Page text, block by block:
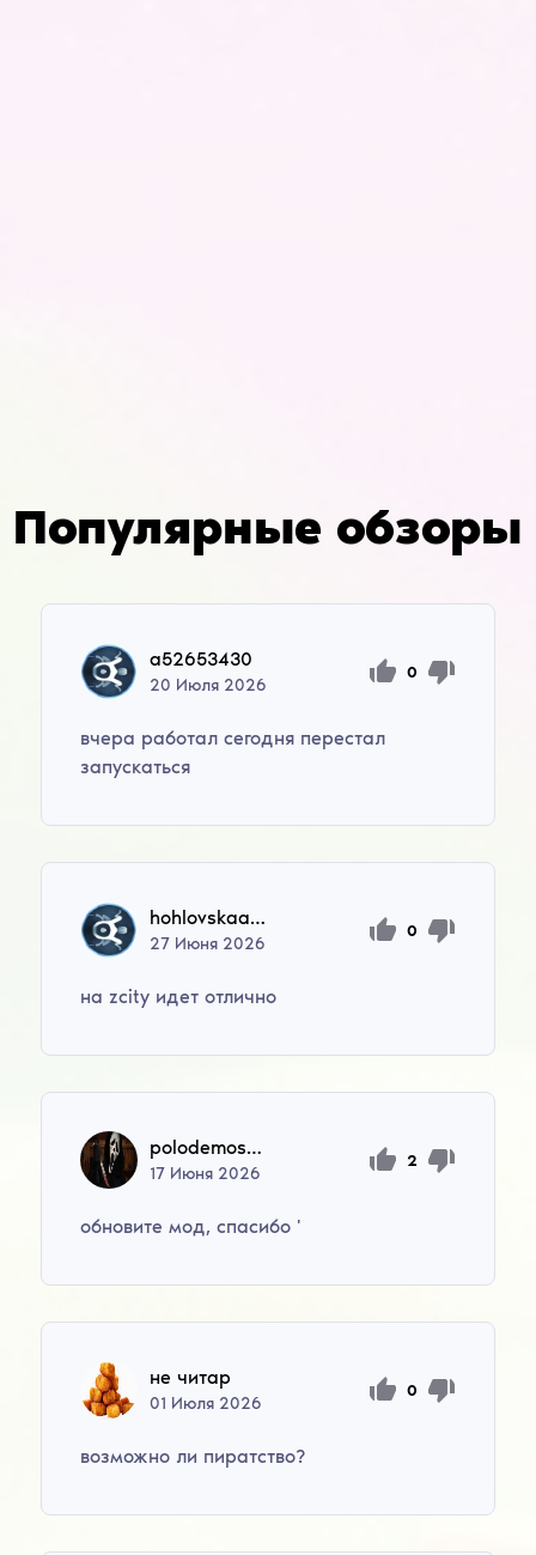
Популярные обзоры
a52653430
20 Июля 2026
0
вчера работал сегодня перестал
запускаться
hohlovskaaulka
27 Июня 2026
0
на zcity идет отлично
polodemosca10
17 Июня 2026
2
обновите мод, спасибо '
не читар
01 Июля 2026
0
возможно ли пиратство?